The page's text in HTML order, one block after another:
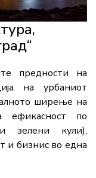
предности на
на урбаниот
ширење на
ефикасност по
зелени кули),
и бизнис во една